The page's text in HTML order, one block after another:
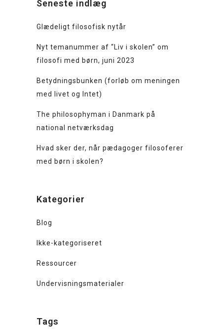
Seneste indlæg
Glædeligt filosofisk nytår
Nyt temanummer af “Liv i skolen” om
filosofi med børn, juni 2023
Betydningsbunken (forløb om meningen
med livet og Intet)
The philosophyman i Danmark på
national netværksdag
Hvad sker der, når pædagoger filosoferer
med børn i skolen?
Kategorier
Blog
Ikke-kategoriseret
Ressourcer
Undervisningsmaterialer
Tags